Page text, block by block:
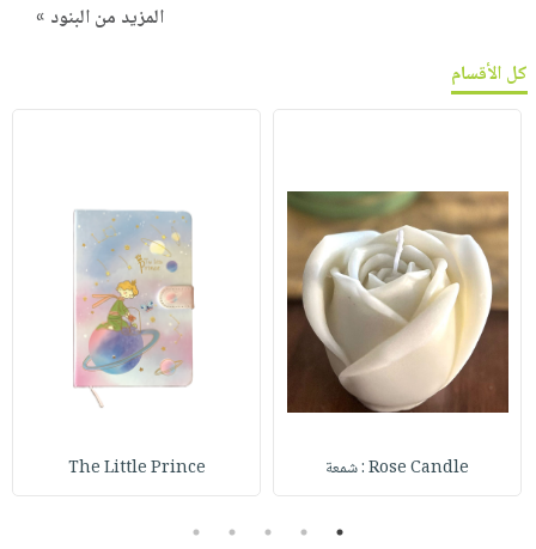
المزيد من البنود »
كل الأقسام
Rose Candle : شمعة The Little Prince
1
2
3
4
5